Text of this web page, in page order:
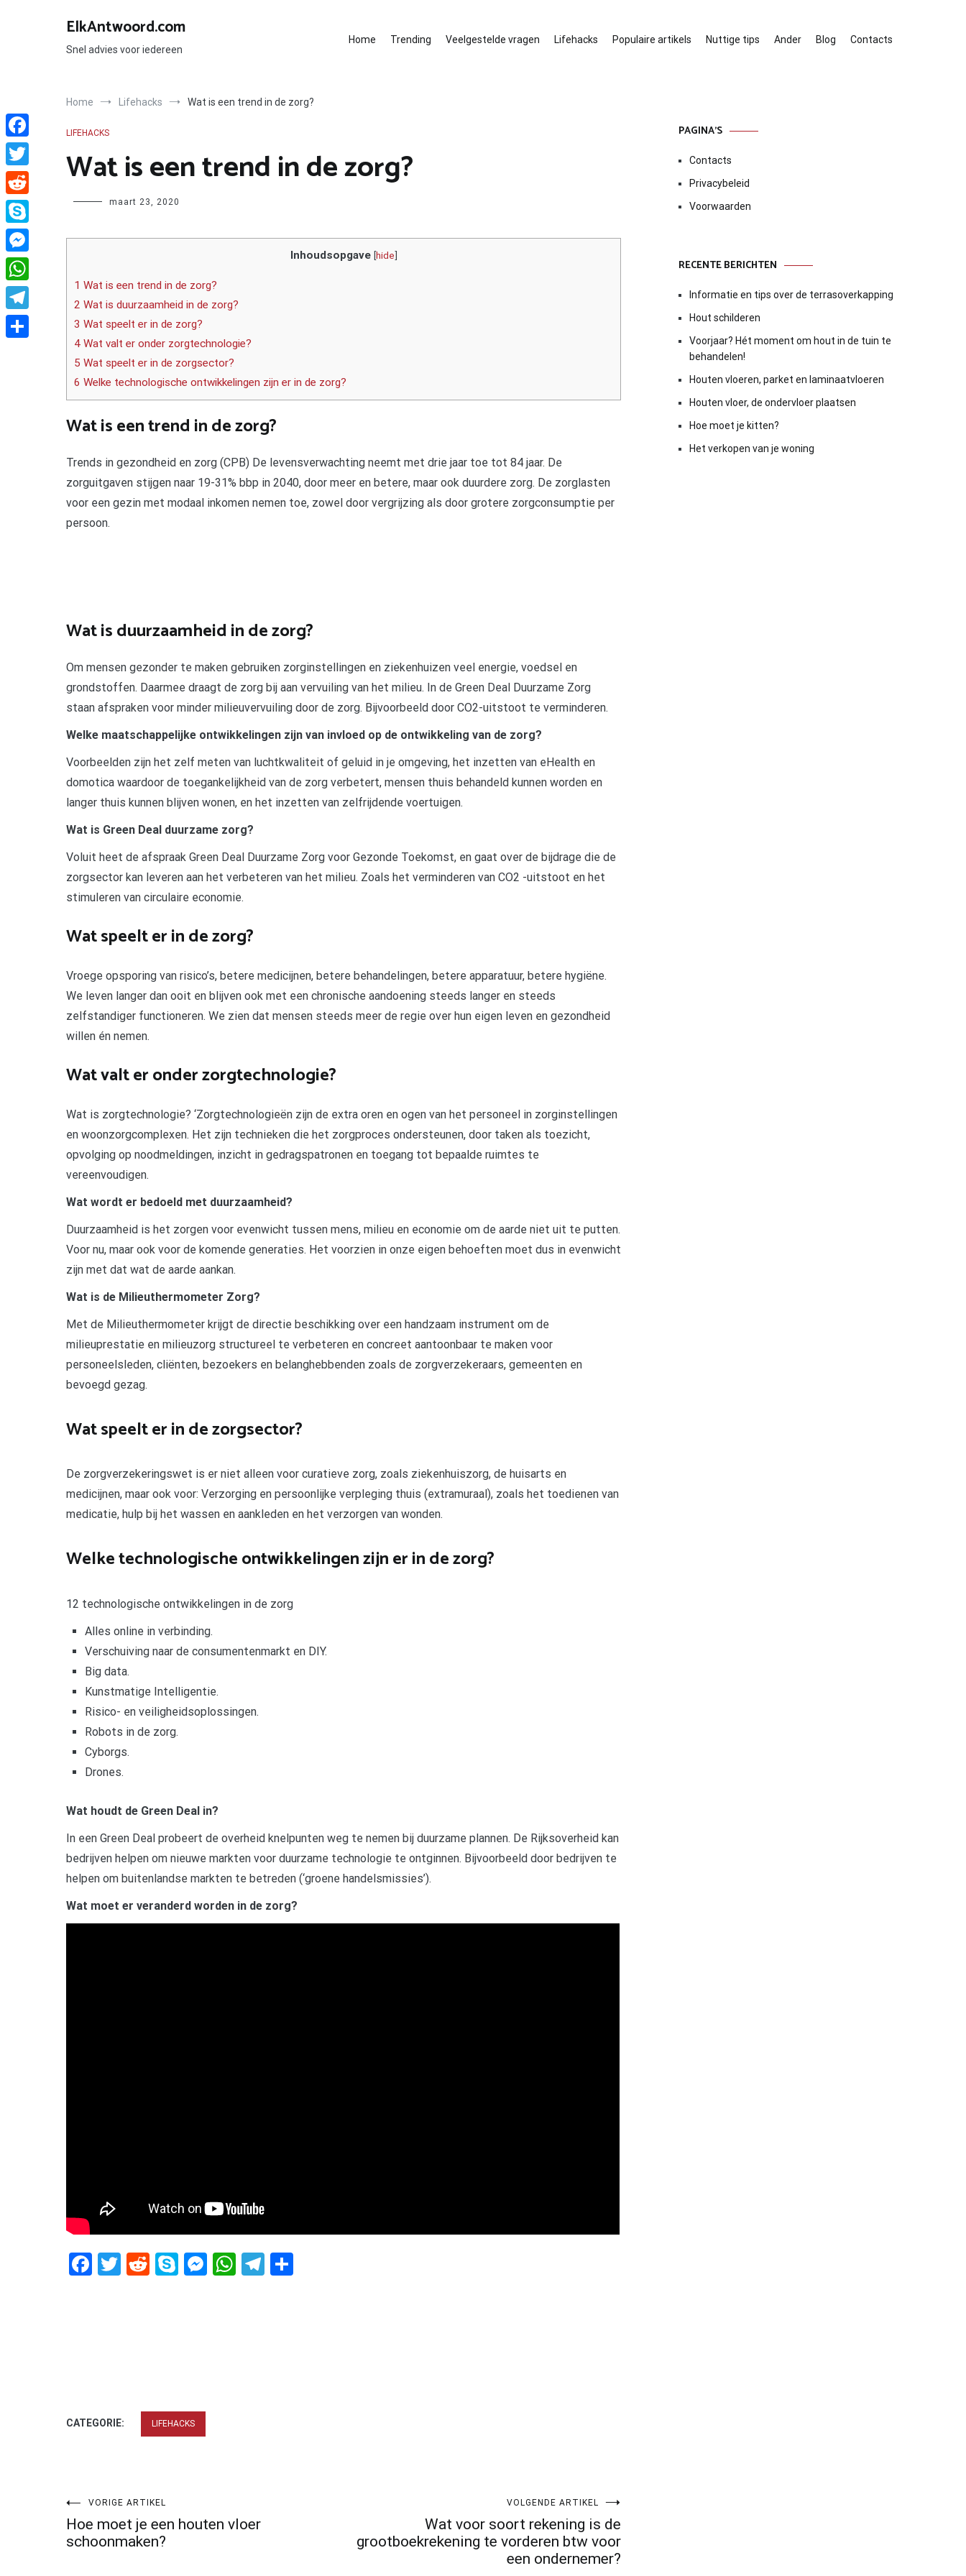
ElkAntwoord.com
Snel advies voor iedereen
Home Trending Veelgestelde vragen Lifehacks Populaire artikels Nuttige tips Ander Blog Contacts
Home Lifehacks Wat is een trend in de zorg?
LIFEHACKS
Wat is een trend in de zorg?
Author maart 23, 2020
Inhoudsopgave [hide]
1 Wat is een trend in de zorg?
2 Wat is duurzaamheid in de zorg?
3 Wat speelt er in de zorg?
4 Wat valt er onder zorgtechnologie?
5 Wat speelt er in de zorgsector?
6 Welke technologische ontwikkelingen zijn er in de zorg?
Wat is een trend in de zorg?
Trends in gezondheid en zorg (CPB) De levensverwachting neemt met drie jaar toe tot 84 jaar. De
zorguitgaven stijgen naar 19-31% bbp in 2040, door meer en betere, maar ook duurdere zorg. De zorglasten
voor een gezin met modaal inkomen nemen toe, zowel door vergrijzing als door grotere zorgconsumptie per
persoon.
Wat is duurzaamheid in de zorg?
Om mensen gezonder te maken gebruiken zorginstellingen en ziekenhuizen veel energie, voedsel en
grondstoffen. Daarmee draagt de zorg bij aan vervuiling van het milieu. In de Green Deal Duurzame Zorg
staan afspraken voor minder milieuvervuiling door de zorg. Bijvoorbeeld door CO2-uitstoot te verminderen.
Welke maatschappelijke ontwikkelingen zijn van invloed op de ontwikkeling van de zorg?
Voorbeelden zijn het zelf meten van luchtkwaliteit of geluid in je omgeving, het inzetten van eHealth en
domotica waardoor de toegankelijkheid van de zorg verbetert, mensen thuis behandeld kunnen worden en
langer thuis kunnen blijven wonen, en het inzetten van zelfrijdende voertuigen.
Wat is Green Deal duurzame zorg?
Voluit heet de afspraak Green Deal Duurzame Zorg voor Gezonde Toekomst, en gaat over de bijdrage die de
zorgsector kan leveren aan het verbeteren van het milieu. Zoals het verminderen van CO2 -uitstoot en het
stimuleren van circulaire economie.
Wat speelt er in de zorg?
Vroege opsporing van risico’s, betere medicijnen, betere behandelingen, betere apparatuur, betere hygiëne.
We leven langer dan ooit en blijven ook met een chronische aandoening steeds langer en steeds
zelfstandiger functioneren. We zien dat mensen steeds meer de regie over hun eigen leven en gezondheid
willen én nemen.
Wat valt er onder zorgtechnologie?
Wat is zorgtechnologie? ‘Zorgtechnologieën zijn de extra oren en ogen van het personeel in zorginstellingen
en woonzorgcomplexen. Het zijn technieken die het zorgproces ondersteunen, door taken als toezicht,
opvolging op noodmeldingen, inzicht in gedragspatronen en toegang tot bepaalde ruimtes te
vereenvoudigen.
Wat wordt er bedoeld met duurzaamheid?
Duurzaamheid is het zorgen voor evenwicht tussen mens, milieu en economie om de aarde niet uit te putten.
Voor nu, maar ook voor de komende generaties. Het voorzien in onze eigen behoeften moet dus in evenwicht
zijn met dat wat de aarde aankan.
Wat is de Milieuthermometer Zorg?
Met de Milieuthermometer krijgt de directie beschikking over een handzaam instrument om de
milieuprestatie en milieuzorg structureel te verbeteren en concreet aantoonbaar te maken voor
personeelsleden, cliënten, bezoekers en belanghebbenden zoals de zorgverzekeraars, gemeenten en
bevoegd gezag.
Wat speelt er in de zorgsector?
De zorgverzekeringswet is er niet alleen voor curatieve zorg, zoals ziekenhuiszorg, de huisarts en
medicijnen, maar ook voor: Verzorging en persoonlijke verpleging thuis (extramuraal), zoals het toedienen van
medicatie, hulp bij het wassen en aankleden en het verzorgen van wonden.
Welke technologische ontwikkelingen zijn er in de zorg?
12 technologische ontwikkelingen in de zorg
Alles online in verbinding.
Verschuiving naar de consumentenmarkt en DIY.
Big data.
Kunstmatige Intelligentie.
Risico- en veiligheidsoplossingen.
Robots in de zorg.
Cyborgs.
Drones.
Wat houdt de Green Deal in?
In een Green Deal probeert de overheid knelpunten weg te nemen bij duurzame plannen. De Rijksoverheid kan
bedrijven helpen om nieuwe markten voor duurzame technologie te ontginnen. Bijvoorbeeld door bedrijven te
helpen om buitenlandse markten te betreden (‘groene handelsmissies’).
Wat moet er veranderd worden in de zorg?
Facebook
Twitter
RedditSkypeMessenger
WhatsApp
Telegram
CATEGORIE: LIFEHACKS
Bericht
navigatie
VORIGE ARTIKEL
Hoe moet je een houten vloer
schoonmaken?
VOLGENDE ARTIKEL
Wat voor soort rekening is de
grootboekrekening te vorderen btw voor
een ondernemer?
PAGINA’S
Contacts
Privacybeleid
Voorwaarden
RECENTE BERICHTEN
Informatie en tips over de terrasoverkapping
Hout schilderen
Voorjaar? Hét moment om hout in de tuin te
behandelen!
Houten vloeren, parket en laminaatvloeren
Houten vloer, de ondervloer plaatsen
Hoe moet je kitten?
Het verkopen van je woning
Facebook
Twitter
Reddit
Skype
Messenger
WhatsApp
Telegram